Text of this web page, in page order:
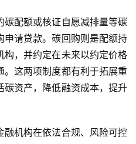
配额或核证自愿减排量等碳
申请贷款。碳回购则是配额持
，并约定在未来以约定价格
。这两项制度都有利于拓展重
碳资产，降低融资成本，提升
融机构在依法合规、风险可控